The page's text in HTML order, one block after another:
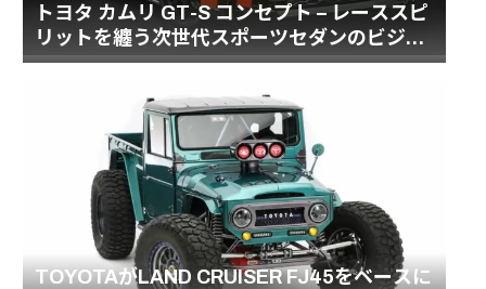
トヨタ カムリ GT-S コンセプト – レーススピ
リットを纏う次世代スポーツセダンのビジョ
ン
TOYOTAがLAND CRUISER FJ45をベースに